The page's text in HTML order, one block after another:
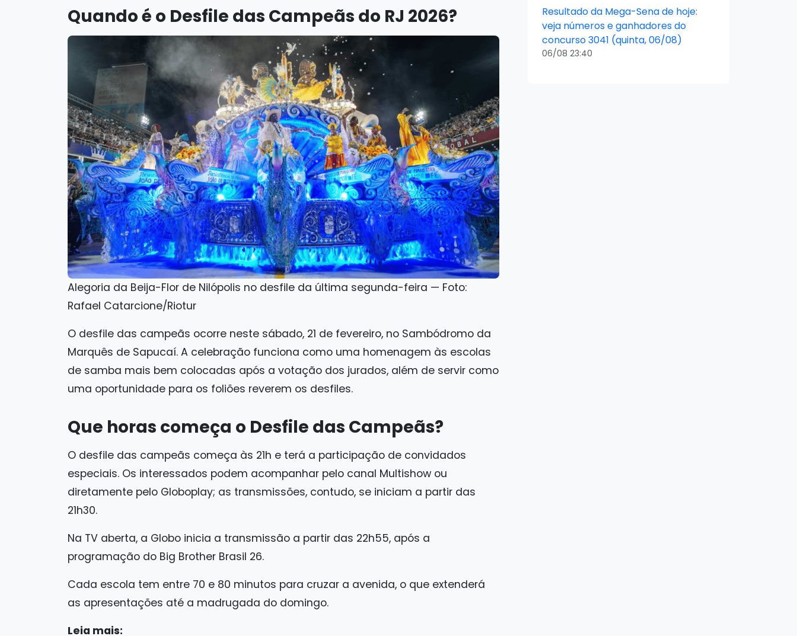
Quando é o Desfile das Campeãs do RJ 2026?
Alegoria da Beija-Flor de Nilópolis no desfile da última segunda-feira — Foto:
Rafael Catarcione/Riotur
O desfile das campeãs ocorre neste sábado, 21 de fevereiro, no Sambódromo da
Marquês de Sapucaí. A celebração funciona como uma homenagem às escolas
de samba mais bem colocadas após a votação dos jurados, além de servir como
uma oportunidade para os foliões reverem os desfiles.
Que horas começa o Desfile das Campeãs?
O desfile das campeãs começa às 21h e terá a participação de convidados
especiais. Os interessados podem acompanhar pelo canal Multishow ou
diretamente pelo Globoplay; as transmissões, contudo, se iniciam a partir das
21h30.
Na TV aberta, a Globo inicia a transmissão a partir das 22h55, após a
programação do Big Brother Brasil 26.
Cada escola tem entre 70 e 80 minutos para cruzar a avenida, o que extenderá
as apresentações até a madrugada do domingo.
Leia mais:
Resultado da Mega-Sena de hoje:
veja números e ganhadores do
concurso 3041 (quinta, 06/08)
06/08 23:40